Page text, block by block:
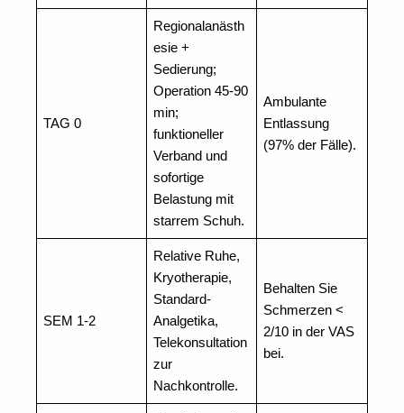
TAG 0
Regionalanästh
esie +
Sedierung;
Operation 45-90
min;
funktioneller
Verband und
sofortige
Belastung mit
starrem Schuh.
Ambulante
Entlassung
(97% der Fälle).
SEM 1-2
Relative Ruhe,
Kryotherapie,
Standard-
Analgetika,
Telekonsultation
zur
Nachkontrolle.
Behalten Sie
Schmerzen <
2/10 in der VAS
bei.